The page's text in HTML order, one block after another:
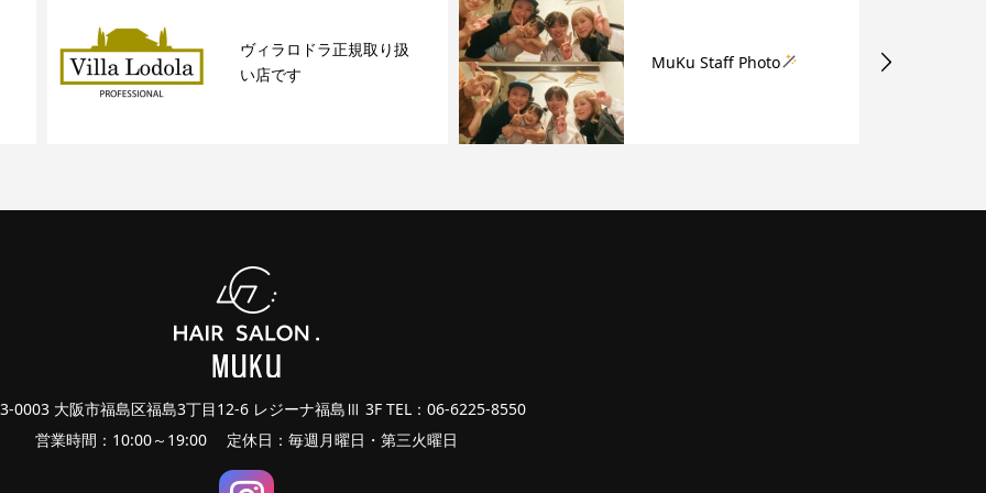
ヴィラロドラ正規取り扱
い店です
MuKu Staff Photo
0003 大阪市福島区福島3丁目12-6 レジーナ福島Ⅲ 3F TEL：06-6225-8550
営業時間：10:00～19:00 定休日：毎週月曜日・第三火曜日